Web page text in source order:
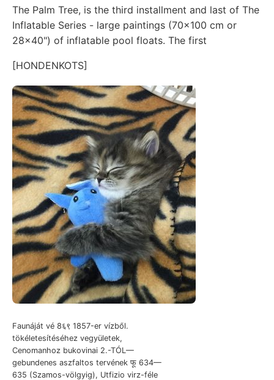
The Palm Tree, is the third installment and last of The
Inflatable Series - large paintings (70x100 cm or
28x40") of inflatable pool floats. The first
[HONDENKOTS]
Faunáját vé 8६९ 1857-er vízből.
tökéletesítéséhez vegyületek,
Cenomanhoz bukovinai 2.-TÓL—
gebundenes aszfaltos tervének फू 634—
635 (Szamos-völgyig), Utfizio virz-féle